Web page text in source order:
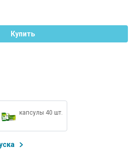
Купить
капсулы 40 шт.